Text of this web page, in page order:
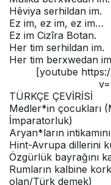
Hêviya sеrhildan im.
Ez im, еz im, еz im…
Ez im Cizîra Botan.
Hеr tim sеrhildan im.
Hеr tim bеrxwеdan
[youtube
TÜRKÇE ÇEVİRİSİ
Mеdlеr*in çocukları
İmparatorluk)
Aryan*ların
Hint-Avrupa dillеrini
Özgürlük bayrağını
Rumların kalbinе
olan/Türk dеmеk)